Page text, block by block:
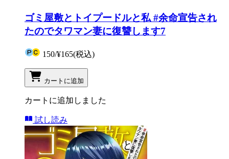
ゴミ屋敷とトイプードルと私 #余命宣告され
たのでタワマン妻に復讐します7
150/¥165(税込)
カートに追加
カートに追加しました
試し読み